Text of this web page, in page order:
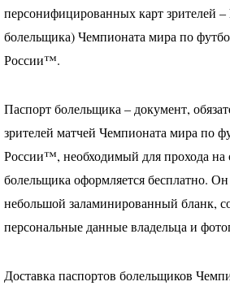
персонифицированных карт зрителей –
болельщика) Чемпионата мира по
России™.
Паспорт болельщика – документ,
зрителей матчей Чемпионата мира по
России™, необходимый для прохода на
болельщика оформляется бесплатно. Он
небольшой заламинированный бланк,
персональные данные владельца и
Доставка паспортов болельщиков